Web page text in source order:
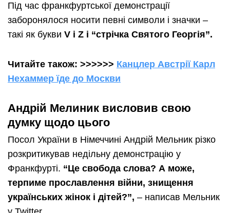
Під час франкфуртської демонстрації
заборонялося носити певні символи і значки –
такі як букви V і Z і “стрічка Святого Георгія”.
Читайте також: >>>>>> Канцлер Австрії Карл
Нехаммер їде до Москви
Андрій Мелиник висловив свою
думку щодо цього
Посол України в Німеччині Андрій Мельник різко
розкритикував недільну демонстрацію у
Франкфурті. “Це свобода слова? А може,
терпиме прославлення війни, знищення
українських жінок і дітей?”, – написав Мельник